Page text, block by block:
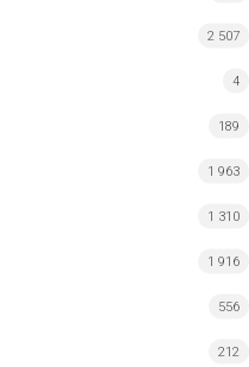
2 507
4
189
1 963
1 310
1 916
556
212